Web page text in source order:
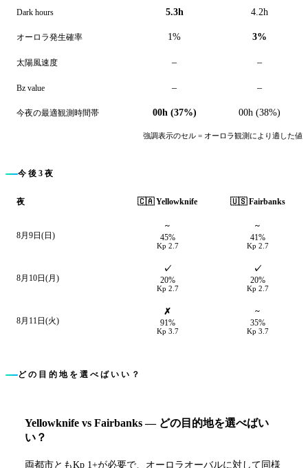
Dark hours 5.3h 4.2h
オーロラ発生確率 1% 3%
太陽風速度 – –
Bz value – –
今夜の最適観測時間帯 00h (37%) 00h (38%)
強調表示のセル = オーロラ観測により適した値
今後3夜
夜 🇨🇦 Yellowknife 🇺🇸 Fairbanks
8月9日(日)
~
45%
Kp 2.7
~
41%
Kp 2.7
8月10日(月)
✓
20%
Kp 2.7
✓
20%
Kp 2.7
8月11日(火)
✗
91%
Kp 3.7
~
35%
Kp 3.7
どの目的地を選べばいい？
Yellowknife vs Fairbanks— どの目的地を選べばい
い？
両都市ともKp 1+が必要で、オーロラオーバルに対して同様